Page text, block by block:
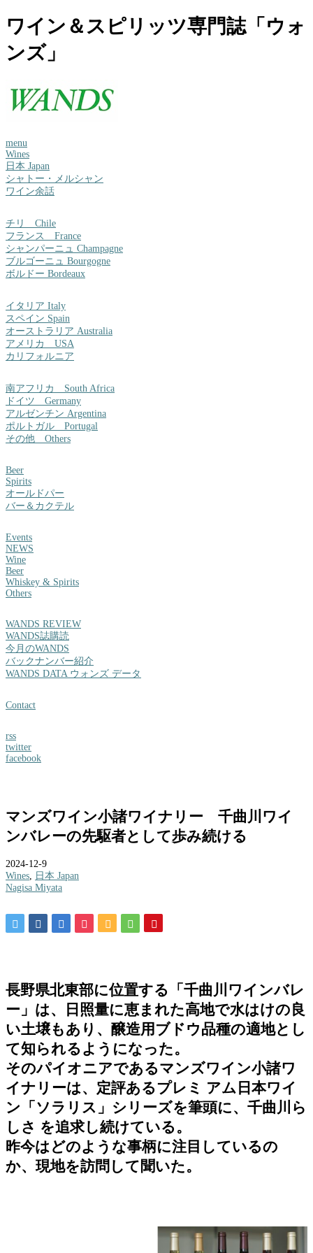
ワイン＆スピリッツ専門誌「ウォ
ンズ」
menu
Wines
日本 Japan
シャトー・メルシャン
ワイン余話
チリ Chile
フランス France
シャンパーニュ Champagne
ブルゴーニュ Bourgogne
ボルドー Bordeaux
イタリア Italy
スペイン Spain
オーストラリア Australia
アメリカ USA
カリフォルニア
南アフリカ South Africa
ドイツ Germany
アルゼンチン Argentina
ポルトガル Portugal
その他 Others
Beer
Spirits
オールドパー
バー＆カクテル
Events
NEWS
Wine
Beer
Whiskey & Spirits
Others
WANDS REVIEW
WANDS誌購読
今月のWANDS
バックナンバー紹介
WANDS DATA ウォンズ データ
Contact
rss
twitter
facebook
マンズワイン小諸ワイナリー 千曲川ワイ
ンバレーの先駆者として歩み続ける
2024-12-9
Wines
日本 Japan
Nagisa Miyata
長野県北東部に位置する「千曲川ワインバレ
ー」は、日照量に恵まれた高地で水はけの良
い土壌もあり、醸造用ブドウ品種の適地とし
て知られるようになった。
そのパイオニアであるマンズワイン小諸ワ
イナリーは、定評あるプレミ アム日本ワイ
ン「ソラリス」シリーズを筆頭に、千曲川ら
しさ を追求し続けている。
昨今はどのような事柄に注目しているの
か、現地を訪問して聞いた。